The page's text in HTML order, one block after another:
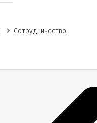
Сотрудничество